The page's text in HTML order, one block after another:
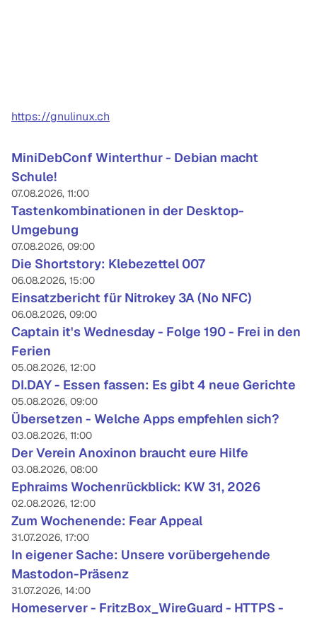
https://gnulinux.ch
MiniDebConf Winterthur - Debian macht
Schule!
07.08.2026, 11:00
Tastenkombinationen in der Desktop-
Umgebung
07.08.2026, 09:00
Die Shortstory: Klebezettel 007
06.08.2026, 15:00
Einsatzbericht für Nitrokey 3A (No NFC)
06.08.2026, 09:00
Captain it's Wednesday - Folge 190 - Frei in den
Ferien
05.08.2026, 12:00
DI.DAY - Essen fassen: Es gibt 4 neue Gerichte
05.08.2026, 09:00
Übersetzen - Welche Apps empfehlen sich?
03.08.2026, 11:00
Der Verein Anoxinon braucht eure Hilfe
03.08.2026, 08:00
Ephraims Wochenrückblick: KW 31, 2026
02.08.2026, 12:00
Zum Wochenende: Fear Appeal
31.07.2026, 17:00
In eigener Sache: Unsere vorübergehende
Mastodon-Präsenz
31.07.2026, 14:00
Homeserver - FritzBox_WireGuard - HTTPS -